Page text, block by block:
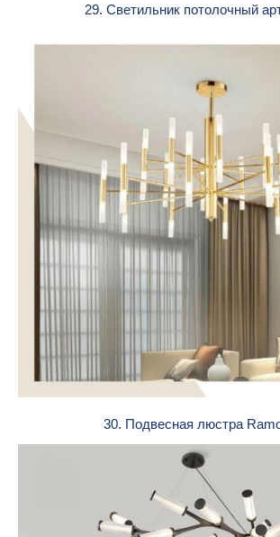
29. Светильник потолочный
30. Подвесная люстра